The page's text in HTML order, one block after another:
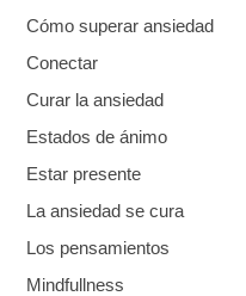
Cómo superar ansiedad
Conectar
Curar la ansiedad
Estados de ánimo
Estar presente
La ansiedad se cura
Los pensamientos
Mindfullness